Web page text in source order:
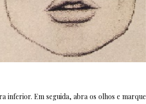
inferior. Em seguida, abra os olhos e marque